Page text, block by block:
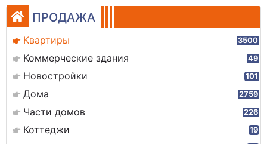
ПРОДАЖА
Квартиры 3500
Коммерческие здания 49
Новостройки 101
Дома 2759
Части домов 226
Коттеджи 19